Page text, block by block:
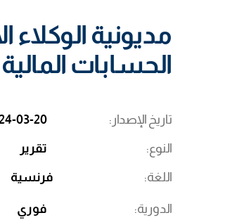
مديونية الوكلاء
الحسابات المالية
تاريخ الإصدار 03-20
النوع تقرير
اللغة فرنسية
الدورية فوري